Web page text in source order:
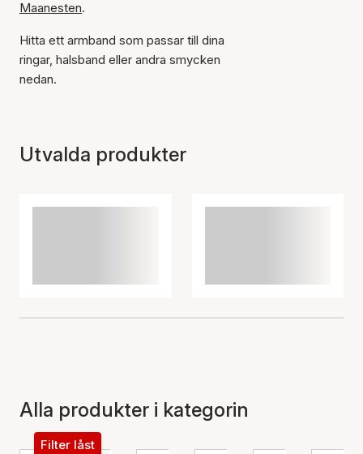
Maanesten.
Hitta ett armband som passar till dina
ringar, halsband eller andra smycken
nedan.
Utvalda produkter
Alla produkter i kategorin
Filter låst